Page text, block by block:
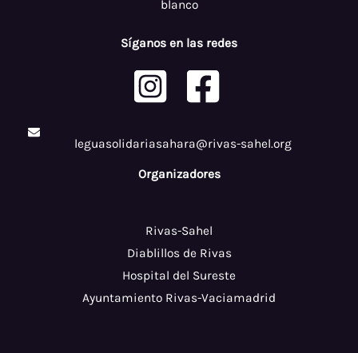
Síganos en las redes
leguasolidariasahara@rivas-sahel.org
Organizadores
Rivas-Sahel
Diablillos de Rivas
Hospital del Sureste
Ayuntamiento Rivas-Vaciamadrid